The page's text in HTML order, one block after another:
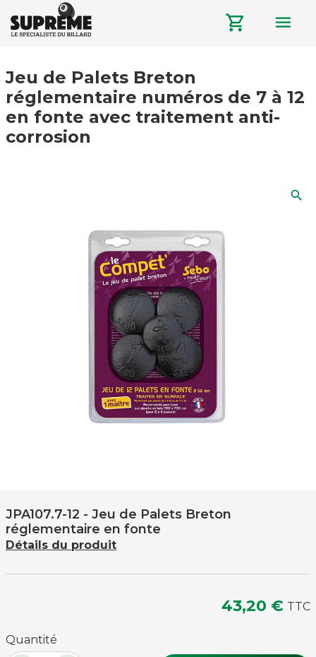
shopping_cart menu
Jeu de Palets Breton
réglementaire numéros de 7 à 12
en fonte avec traitement anti-
corrosion
search
JPA107.7-12 - Jeu de Palets Breton
réglementaire en fonte
Détails du produit
43,20 € TTC
Quantité